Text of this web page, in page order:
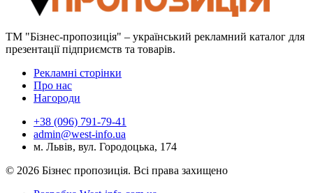
ТМ "Бізнес-пропозиція" – український рекламний каталог для
презентації підприємств та товарів.
Рекламні сторінки
Про нас
Нагороди
+38 (096) 791-79-41
admin@west-info.ua
м. Львів, вул. Городоцька, 174
© 2026 Бізнес пропозиція. Всі права захищено